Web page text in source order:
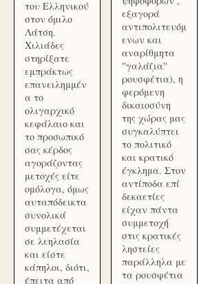
του Ελληνικού
στον όμιλο
Λάτση.
Χιλιάδες
στηρίξατε
εμπράκτως
επανειλημμέν
α το
ολιγαρχικό
κεφάλαιο και
το προσωπικό
σας κέρδος
αγοράζοντας
μετοχές είτε
ομόλογα, όμως
αυταπόδεικτα
συνολικά
συμμετέχεται
σε λεηλασία
και είστε
κάπηλοι, διότι,
έπειτα από
εξαγορά
αντιπολιτευόμ
ενων και
αναρίθμητα
''γαλάζια''
ρουσφέτια), η
φερόμενη
δικαιοσύνη
της χώρας μας
συγκαλύπτει
το πολιτικό
και κρατικό
έγκλημα. Στον
αντίποδα επί
δεκαετίες
είχαν πάντα
συμμετοχή
στις κρατικές
ληστείες
παράλληλα με
τα ρουσφέτια